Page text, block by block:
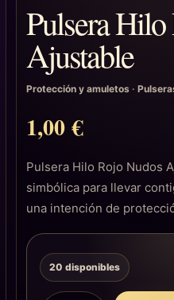
Pulsera
Ajustable
Protección y amuletos ·
1,00€
Pulsera Hilo Rojo Nudos
simbólica para llevar
una intención de
20 disponibles